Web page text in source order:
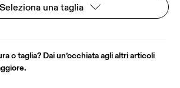
Seleziona una taglia
o taglia? Dai un’occhiata agli altri articoli